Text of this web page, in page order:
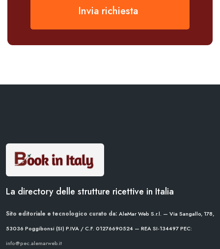
Invia richiesta
La directory delle strutture ricettive in Italia
Sito editoriale e tecnologico curato da: AleMar Web S.r.l. — Via Sangallo, 178,
53036 Poggibonsi (SI) P.IVA / C.F. 01276690524 — REA SI-134497PEC:
info@pec.alemarweb.it